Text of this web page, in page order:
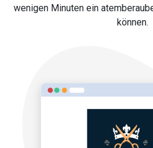
wenigen Minuten ein
können.